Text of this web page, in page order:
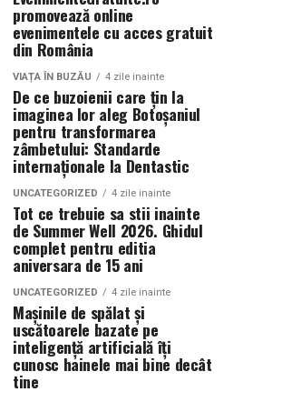
promovează online
evenimentele cu acces gratuit
din România
VIAȚA ÎN BUZĂU 4 zile inainte
De ce buzoienii care țin la
imaginea lor aleg Botoșaniul
pentru transformarea
zâmbetului: Standarde
internaționale la Dentastic
UNCATEGORIZED 4 zile inainte
Tot ce trebuie sa stii inainte
de Summer Well 2026. Ghidul
complet pentru editia
aniversara de 15 ani
UNCATEGORIZED 4 zile inainte
Mașinile de spălat și
uscătoarele bazate pe
inteligență artificială îți
cunosc hainele mai bine decât
tine